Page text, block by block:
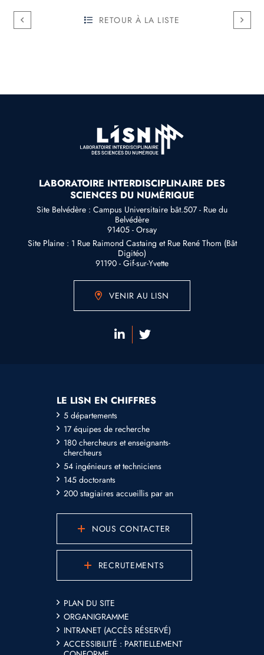
RETOUR À LA LISTE
LABORATOIRE INTERDISCIPLINAIRE DES
SCIENCES DU NUMÉRIQUE
Site Belvédère : Campus Universitaire bât.507 - Rue du
Belvédère
91405 - Orsay
Site Plaine : 1 Rue Raimond Castaing et Rue René Thom (Bât
Digitéo)
91190 - Gif-sur-Yvette
VENIR AU LISN
LE LISN EN CHIFFRES
5 départements
17 équipes de recherche
180 chercheurs et enseignants-
chercheurs
54 ingénieurs et techniciens
145 doctorants
200 stagiaires accueillis par an
NOUS CONTACTER
RECRUTEMENTS
PLAN DU SITE
ORGANIGRAMME
INTRANET (ACCÈS RÉSERVÉ)
ACCESSIBILITÉ : PARTIELLEMENT